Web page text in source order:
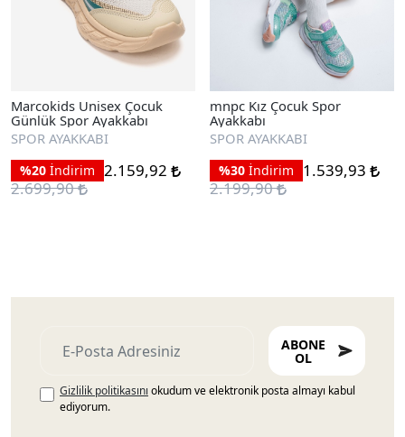
Marcokids Unisex Çocuk
Günlük Spor Ayakkabı
SPOR AYAKKABI
%20 İndirim 2.159,92
2.699,90
mnpc Kız Çocuk Spor
Ayakkabı
SPOR AYAKKABI
%30 İndirim
1.539,93
2.199,90
ABONE
OL
Gizlilik politikasını okudum ve elektronik posta almayı kabul
ediyorum.